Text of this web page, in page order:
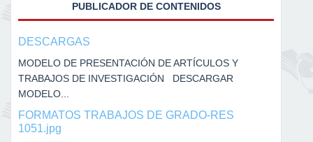
PUBLICADOR DE CONTENIDOS
DESCARGAS
MODELO DE PRESENTACIÓN DE ARTÍCULOS Y
TRABAJOS DE INVESTIGACIÓN DESCARGAR
MODELO...
FORMATOS TRABAJOS DE GRADO-RES
1051.jpg